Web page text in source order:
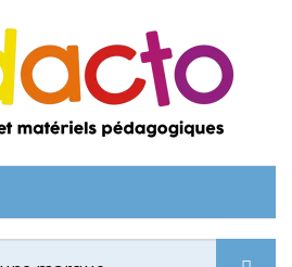
- Les